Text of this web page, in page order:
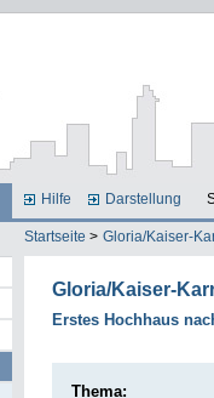
Hilfe Darstellung
Startseite > Gloria/Kaiser-
Gloria/Kaiser-
Erstes Hochhaus
Thema: